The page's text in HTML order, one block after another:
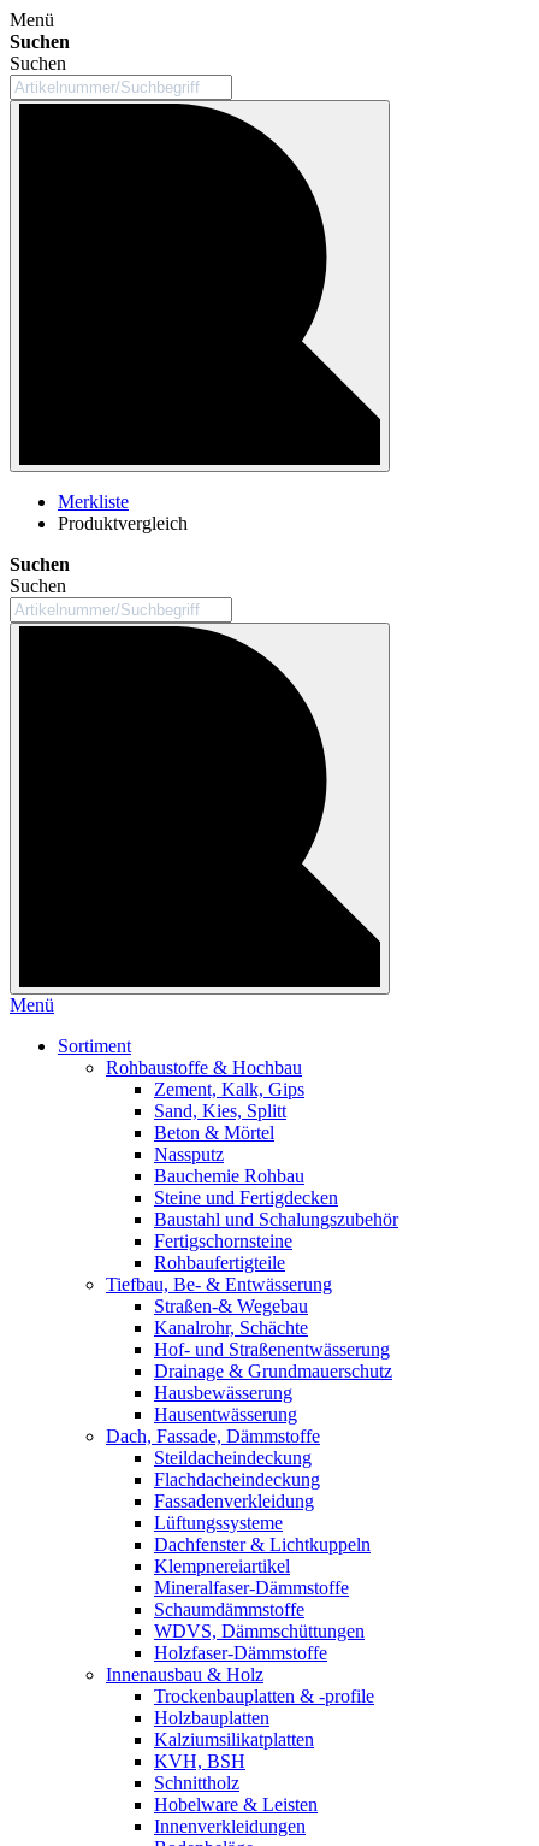
Menü
Suchen
Suchen
Merkliste
Produktvergleich
Suchen
Suchen
Menü
Sortiment
Rohbaustoffe & Hochbau
Zement, Kalk, Gips
Sand, Kies, Splitt
Beton & Mörtel
Nassputz
Bauchemie Rohbau
Steine und Fertigdecken
Baustahl und Schalungszubehör
Fertigschornsteine
Rohbaufertigteile
Tiefbau, Be- & Entwässerung
Straßen-& Wegebau
Kanalrohr, Schächte
Hof- und Straßenentwässerung
Drainage & Grundmauerschutz
Hausbewässerung
Hausentwässerung
Dach, Fassade, Dämmstoffe
Steildacheindeckung
Flachdacheindeckung
Fassadenverkleidung
Lüftungssysteme
Dachfenster & Lichtkuppeln
Klempnereiartikel
Mineralfaser-Dämmstoffe
Schaumdämmstoffe
WDVS, Dämmschüttungen
Holzfaser-Dämmstoffe
Innenausbau & Holz
Trockenbauplatten & -profile
Holzbauplatten
Kalziumsilikatplatten
KVH, BSH
Schnittholz
Hobelware & Leisten
Innenverkleidungen